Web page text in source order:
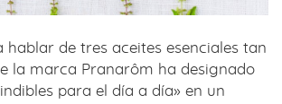
hablar de tres aceites esenciales tan
la marca Pranarôm ha designado
para el día a día» en un